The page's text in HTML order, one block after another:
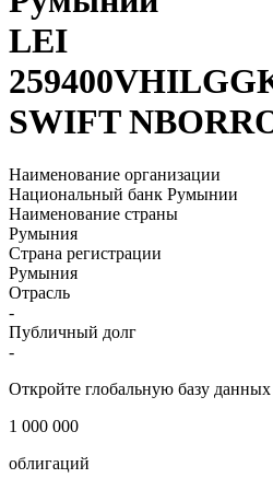
Национальный
Румынии
LEI
SWIFT
Наименование организации
Национальный банк Румынии
Наименование страны
Страна регистрации
-
-
Откройте глобальную базу данных